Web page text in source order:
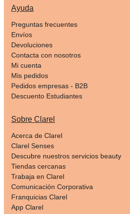
Ayuda
Preguntas frecuentes
Envíos
Devoluciones
Contacta con nosotros
Mi cuenta
Mis pedidos
Pedidos empresas - B2B
Descuento Estudiantes
Sobre Clarel
Acerca de Clarel
Clarel Senses
Descubre nuestros servicios beauty
Tiendas cercanas
Trabaja en Clarel
Comunicación Corporativa
Franquicias Clarel
App Clarel